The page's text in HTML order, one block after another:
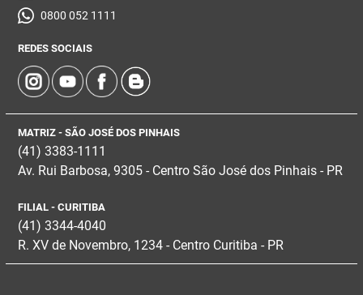
0800 052 1111
REDES SOCIAIS
MATRIZ - SÃO JOSÉ DOS PINHAIS
(41) 3383-1111
Av. Rui Barbosa, 9305 - Centro São José dos Pinhais - PR
FILIAL - CURITIBA
(41) 3344-4040
R. XV de Novembro, 1234 - Centro Curitiba - PR